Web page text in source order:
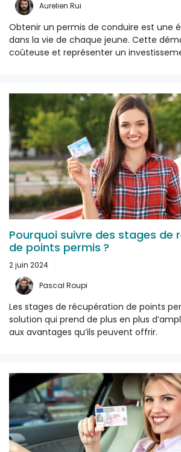
Aurelien Rui
Obtenir un permis de conduire est une
dans la vie de chaque jeune. Cette
coûteuse et représenter un
Pourquoi suivre des stages de
de points permis ?
2 juin 2024
Pascal Roupi
Les stages de récupération de points
solution qui prend de plus en plus
aux avantages qu’ils peuvent offrir.